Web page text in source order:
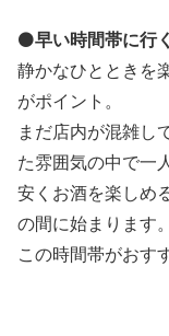
⚫️早い時間帯に行く
静かなひとときを
がポイント。
まだ店内が混雑し
た雰囲気の中で一
安くお酒を楽しめ
の間に始まります。
この時間帯がおす